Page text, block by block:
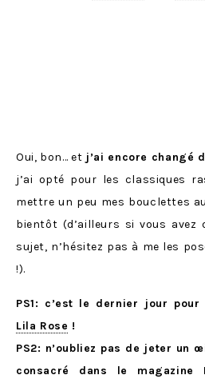
Oui, bon… et j’ai encore changé
j’ai opté pour les classiques
mettre un peu mes bouclettes
bientôt (d’ailleurs si vous avez
sujet, n’hésitez pas à me les
!).
PS1: c’est le dernier jour
Lila Rose !
PS2: n’oubliez pas de jeter un
consacré dans le magazine